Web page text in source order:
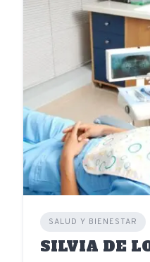
SALUD Y BIENESTAR
SILVIA DE